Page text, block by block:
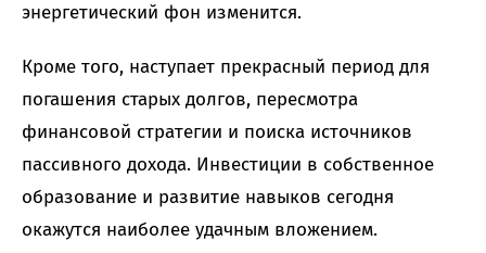
энергетический фон изменится.
Кроме того, наступает прекрасный период для
погашения старых долгов, пересмотра
финансовой стратегии и поиска источников
пассивного дохода. Инвестиции в собственное
образование и развитие навыков сегодня
окажутся наиболее удачным вложением.